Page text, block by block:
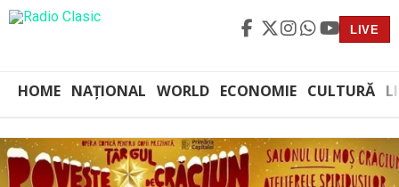
LIVE
HOME NAȚIONAL WORLD ECONOMIE CULTURĂ